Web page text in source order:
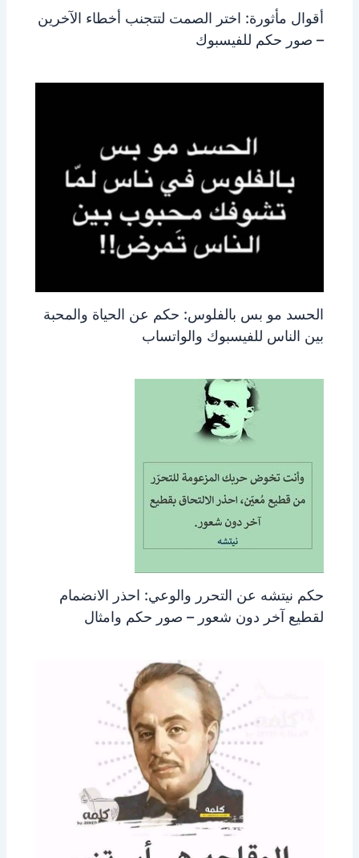
أقوال مأثورة: اختر الصمت لتتجنب أخطاء الآخرين
– صور حكم للفيسبوك
الحسد مو بس بالفلوس: حكم عن الحياة والمحبة
بين الناس للفيسبوك والواتساب
حكم نيتشه عن التحرر والوعي: احذر الانضمام
لقطيع آخر دون شعور – صور حكم وامثال